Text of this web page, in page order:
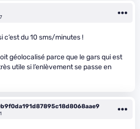
c’est du 10 sms/minutes !
géolocalisé parce que le gars qui est
utile si l’enlèvement se passe en